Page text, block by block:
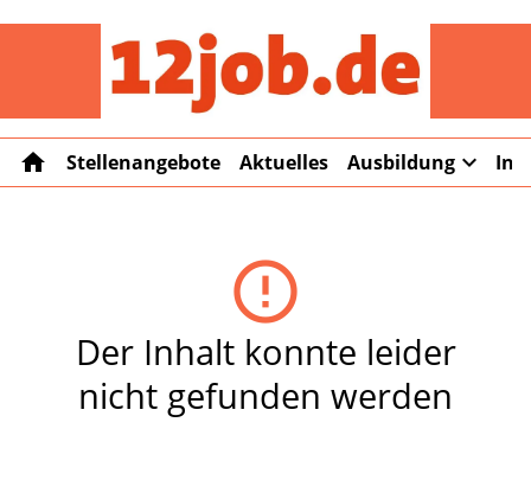
home Stellenangebote Aktuelles Ausbildung expand_more
error_outline
Der Inhalt konnte leider
nicht gefunden werden